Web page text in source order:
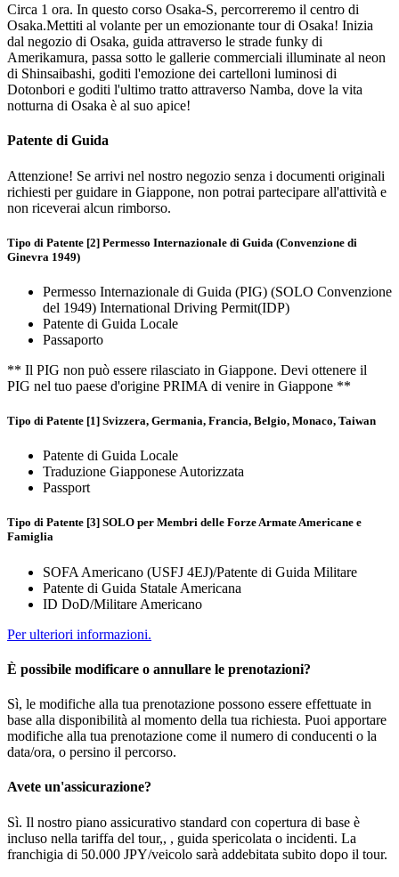
Circa 1 ora. In questo corso Osaka-S, percorreremo il centro di
Osaka.Mettiti al volante per un emozionante tour di Osaka! Inizia
dal negozio di Osaka, guida attraverso le strade funky di
Amerikamura, passa sotto le gallerie commerciali illuminate al neon
di Shinsaibashi, goditi l'emozione dei cartelloni luminosi di
Dotonbori e goditi l'ultimo tratto attraverso Namba, dove la vita
notturna di Osaka è al suo apice!
Patente di Guida
Attenzione! Se arrivi nel nostro negozio senza i documenti originali
richiesti per guidare in Giappone, non potrai partecipare all'attività e
non riceverai alcun rimborso.
Tipo di Patente [2] Permesso Internazionale di Guida (Convenzione di
Ginevra 1949)
Permesso Internazionale di Guida (PIG) (SOLO Convenzione
del 1949) International Driving Permit(IDP)
Patente di Guida Locale
Passaporto
** Il PIG non può essere rilasciato in Giappone. Devi ottenere il
PIG nel tuo paese d'origine PRIMA di venire in Giappone **
Tipo di Patente [1] Svizzera, Germania, Francia, Belgio, Monaco, Taiwan
Patente di Guida Locale
Traduzione Giapponese Autorizzata
Passport
Tipo di Patente [3] SOLO per Membri delle Forze Armate Americane e
Famiglia
SOFA Americano (USFJ 4EJ)/Patente di Guida Militare
Patente di Guida Statale Americana
ID DoD/Militare Americano
Per ulteriori informazioni.
È possibile modificare o annullare le prenotazioni?
Sì, le modifiche alla tua prenotazione possono essere effettuate in
base alla disponibilità al momento della tua richiesta. Puoi apportare
modifiche alla tua prenotazione come il numero di conducenti o la
data/ora, o persino il percorso.
Avete un'assicurazione?
Sì. Il nostro piano assicurativo standard con copertura di base è
incluso nella tariffa del tour,, , guida spericolata o incidenti. La
franchigia di 50.000 JPY/veicolo sarà addebitata subito dopo il tour.